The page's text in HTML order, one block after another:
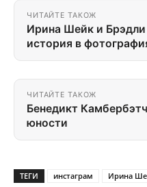
ЧИТАЙТЕ ТАКОЖ
Ирина Шейк и Брэдли
история в
ЧИТАЙТЕ ТАКОЖ
Бенедикт
юности
ТЕГИ инстаграм Ирина